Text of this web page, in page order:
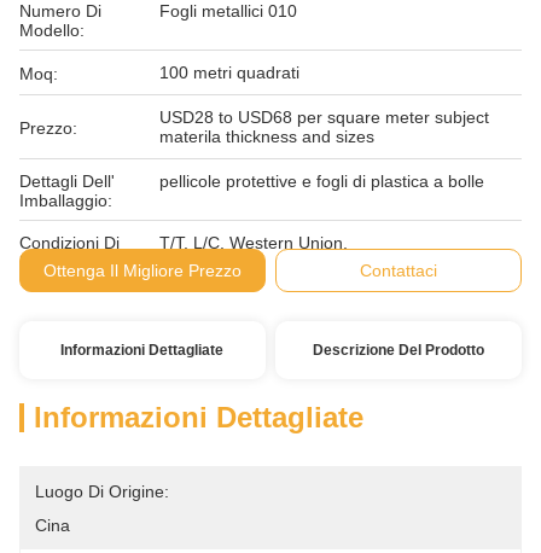
Numero Di
Modello:
Fogli metallici 010
Moq: 100 metri quadrati
Prezzo:
USD28 to USD68 per square meter subject
materila thickness and sizes
Dettagli Dell'
Imballaggio:
pellicole protettive e fogli di plastica a bolle
Condizioni Di
Pagamento:
T/T, L/C, Western Union,
Ottenga Il Migliore Prezzo
Contattaci
Informazioni Dettagliate Descrizione Del Prodotto
Informazioni Dettagliate
Luogo Di Origine:
Cina